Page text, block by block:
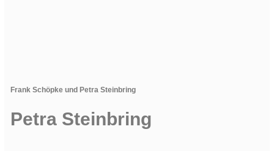
Frank Schöpke und Petra Steinbring
Petra Steinbring